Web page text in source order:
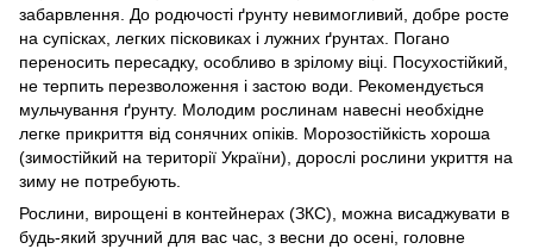
забарвлення. До родючості ґрунту невимогливий, добре росте
на супісках, легких пісковиках і лужних ґрунтах. Погано
переносить пересадку, особливо в зрілому віці. Посухостійкий,
не терпить перезволоження і застою води. Рекомендується
мульчування ґрунту. Молодим рослинам навесні необхідне
легке прикриття від сонячних опіків. Морозостійкість хороша
(зимостійкий на території України), дорослі рослини укриття на
зиму не потребують.
Рослини, вирощені в контейнерах (ЗКС), можна висаджувати в
будь-який зручний для вас час, з весни до осені, головне